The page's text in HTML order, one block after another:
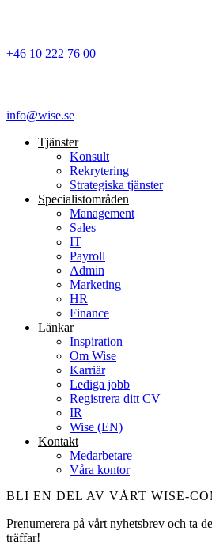
+46 10 222 76 00
info@wise.se
Tjänster
Konsult
Rekrytering
Strategiska tjänster
Specialist­områden
Management
Sales
IT
Payroll
Admin
Marketing
HR
Finance
Länkar
Inspiration
Om Wise
Karriär
Lediga jobb
Registrera ditt CV
IR
Wise (EN)
Kontakt
Medarbetare
Våra kontor
BLI EN DEL AV VÅRT WISE-
Prenumerera på vårt nyhetsbrev och ta
träffar!